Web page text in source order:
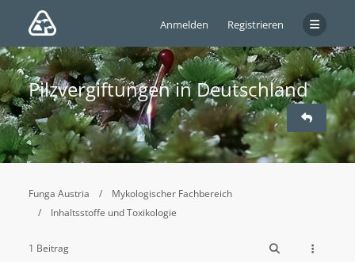
Anmelden Registrieren
Pilzvergiftungen in Deutschland
Funga Austria
Mykologischer Fachbereich
Inhaltsstoffe und Toxikologie
1 Beitrag